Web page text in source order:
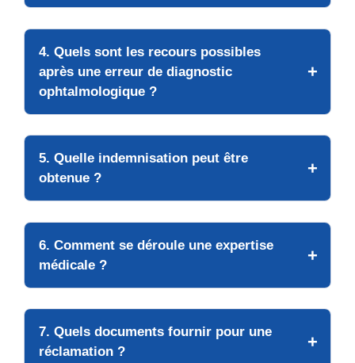
4. Quels sont les recours possibles
après une erreur de diagnostic
ophtalmologique ?
5. Quelle indemnisation peut être
obtenue ?
6. Comment se déroule une expertise
médicale ?
7. Quels documents fournir pour une
réclamation ?